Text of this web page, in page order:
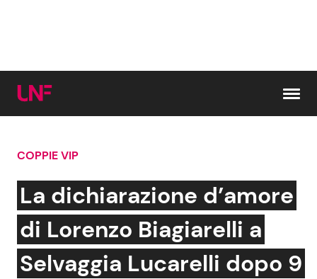
Cerca:
News e Cronaca
Attualità Italiana
Gossip e TV
Bellezze VIP
COPPIE VIP
La dichiarazione d’amore
di Lorenzo Biagiarelli a
Selvaggia Lucarelli dopo 9